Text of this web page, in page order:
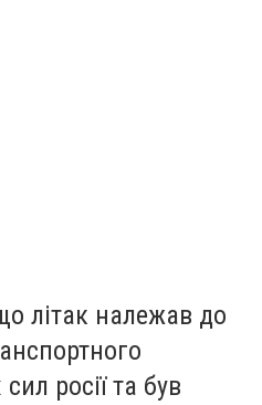
літак належав до
росії та був